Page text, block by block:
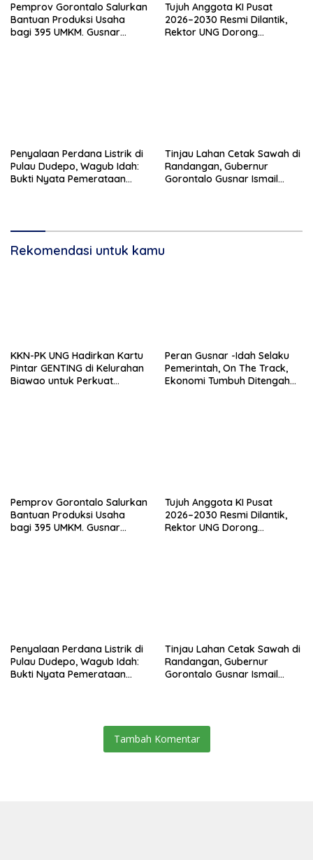
Pemprov Gorontalo Salurkan
Bantuan Produksi Usaha
bagi 395 UMKM. Gusnar
Tujuh Anggota KI Pusat
2026–2030 Resmi Dilantik,
Rektor UNG Dorong
Penyalaan Perdana Listrik di
Pulau Dudepo, Wagub Idah:
Bukti Nyata Pemerataan
Tinjau Lahan Cetak Sawah di
Randangan, Gubernur
Gorontalo Gusnar Ismail
Rekomendasi untuk kamu
KKN-PK UNG Hadirkan Kartu
Pintar GENTING di Kelurahan
Biawao untuk Perkuat
Peran Gusnar -Idah Selaku
Pemerintah, On The Track,
Ekonomi Tumbuh Ditengah
Pemprov Gorontalo Salurkan
Bantuan Produksi Usaha
bagi 395 UMKM. Gusnar
Tujuh Anggota KI Pusat
2026–2030 Resmi Dilantik,
Rektor UNG Dorong
Penyalaan Perdana Listrik di
Pulau Dudepo, Wagub Idah:
Bukti Nyata Pemerataan
Tinjau Lahan Cetak Sawah di
Randangan, Gubernur
Gorontalo Gusnar Ismail
Tambah Komentar